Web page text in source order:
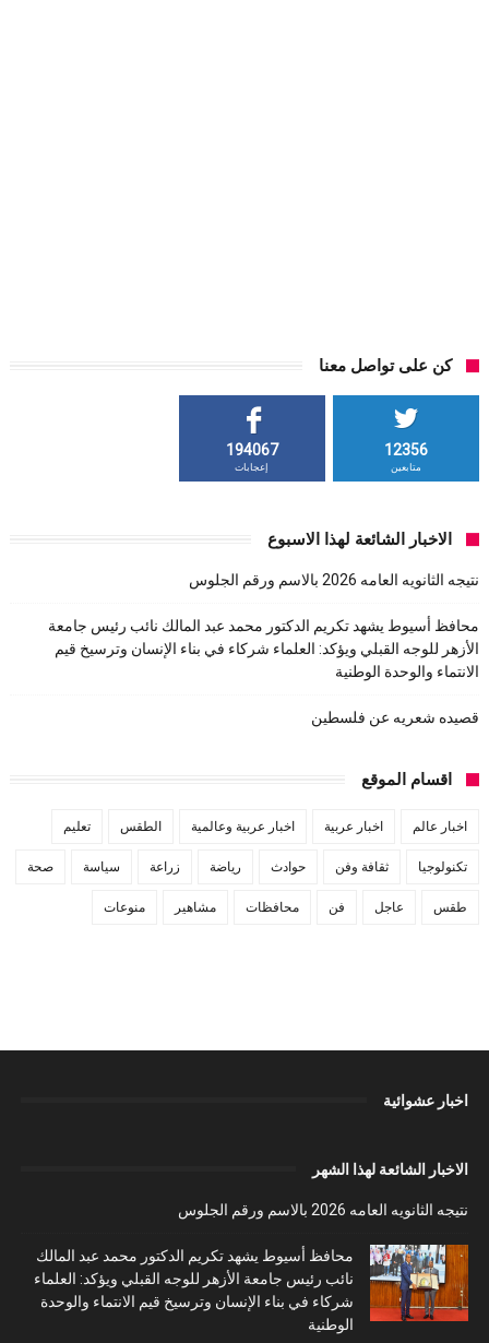
كن على تواصل معنا
12356
متابعين
194067
إعجابات
الاخبار الشائعة لهذا الاسبوع
نتيجه الثانويه العامه 2026 بالاسم ورقم الجلوس
محافظ أسيوط يشهد تكريم الدكتور محمد عبد المالك نائب رئيس جامعة
الأزهر للوجه القبلي ويؤكد: العلماء شركاء في بناء الإنسان وترسيخ قيم
الانتماء والوحدة الوطنية
قصيده شعريه عن فلسطين
اقسام الموقع
اخبار عالم اخبار عربية اخبار عربية وعالمية الطقس تعليم
تكنولوجيا ثقافة وفن حوادث رياضة زراعة سياسة صحة
طقس عاجل فن محافظات مشاهير منوعات
اخبار عشوائية
الاخبار الشائعة لهذا الشهر
نتيجه الثانويه العامه 2026 بالاسم ورقم الجلوس
محافظ أسيوط يشهد تكريم الدكتور محمد عبد المالك
نائب رئيس جامعة الأزهر للوجه القبلي ويؤكد: العلماء
شركاء في بناء الإنسان وترسيخ قيم الانتماء والوحدة
الوطنية